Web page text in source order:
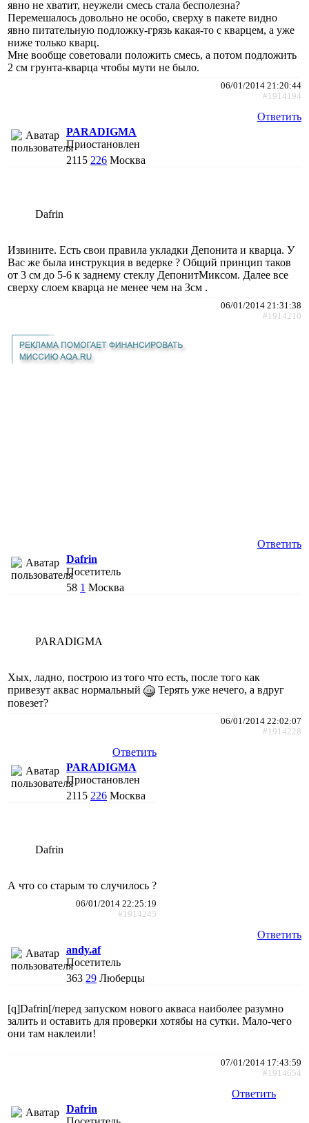
явно не хватит, неужели смесь стала бесполезна?
Перемешалось довольно не особо, сверху в пакете видно
явно питательную подложку-грязь какая-то с кварцем, а уже
ниже только кварц.
Мне вообще советовали положить смесь, а потом подложить
2 см грунта-кварца чтобы мути не было.
06/01/2014 21:20:44
#1914194
Ответить
PARADIGMA
Приостановлен
2115 226 Москва
Dafrin
Извините. Есть свои правила укладки Депонита и кварца. У
Вас же была инструкция в ведерке ? Общий принцип таков
от 3 см до 5-6 к заднему стеклу ДепонитМиксом. Далее все
сверху слоем кварца не менее чем на 3см .
06/01/2014 21:31:38
#1914210
Ответить
Dafrin
Посетитель
58 1 Москва
PARADIGMA
Хых, ладно, построю из того что есть, после того как
привезут аквас нормальный
Терять уже нечего, а вдруг
повезет?
06/01/2014 22:02:07
#1914228
Ответить
PARADIGMA
Приостановлен
2115 226 Москва
Dafrin
А что со старым то случилось ?
06/01/2014 22:25:19
#1914245
Ответить
andy.af
Посетитель
363 29 Люберцы
[q]Dafrin[/перед запуском нового акваса наиболее разумно
залить и оставить для проверки хотябы на сутки. Мало-чего
они там наклеили!
07/01/2014 17:43:59
#1914654
Ответить
Dafrin